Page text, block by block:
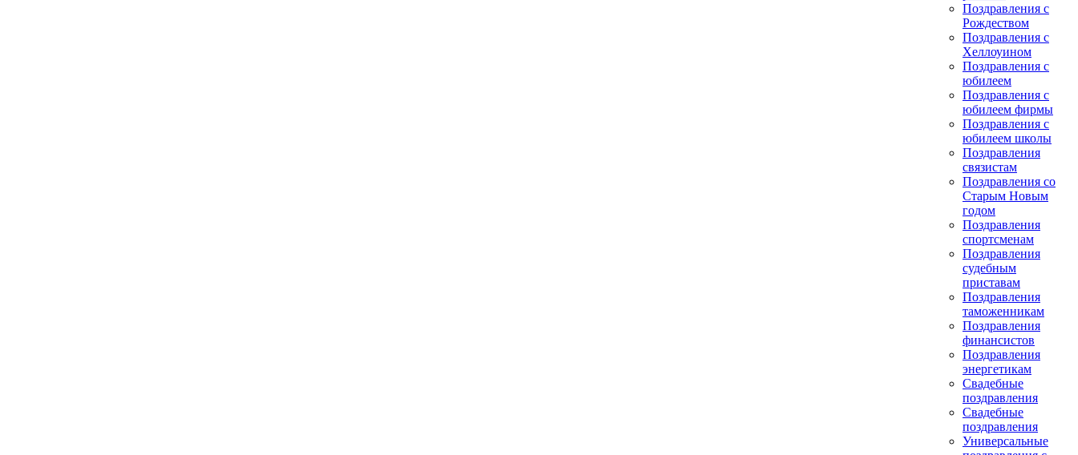
Поздравления с
Рождеством
Поздравления с
Хеллоуином
Поздравления с
юбилеем
Поздравления с
юбилеем фирмы
Поздравления с
юбилеем школы
Поздравления
связистам
Поздравления со
Старым Новым
годом
Поздравления
спортсменам
Поздравления
судебным
приставам
Поздравления
таможенникам
Поздравления
финансистов
Поздравления
энергетикам
Свадебные
поздравления
Свадебные
поздравления
Универсальные